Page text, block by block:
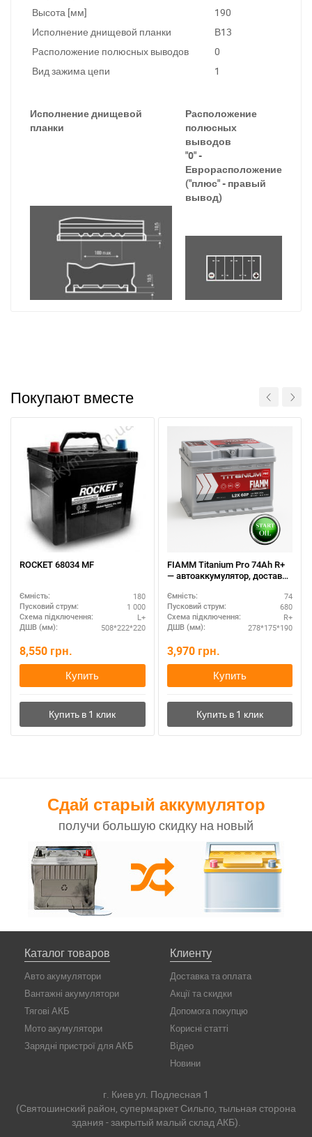
Высота [мм]
190
Исполнение днищевой планки
В13
Расположение полюсных выводов
0
Вид зажима цепи
1
Исполнение днищевой
планки
Расположение
полюсных
выводов
"0" -
Еврорасположение
("плюс" - правый
вывод)
Покупают вместе
ROCKET 68034 MF
Ємність: 180
Пусковий струм: 1 000
Схема підключення: L+
ДШВ (мм): 508*222*220
8,550 грн.
Купить
FIAMM Titanium Pro 74Ah R+
— автоаккумулятор, доставка
Ємність: 74
Пусковий струм: 680
Схема підключення: R+
ДШВ (мм): 278*175*190
3,970 грн.
Купить
Сдай старый аккумулятор
получи большую скидку на новый
Каталог товаров
Авто акумулятори
Вантажні акумулятори
Тягові АКБ
Мото акумулятори
Зарядні пристрої для АКБ
Клиенту
Доставка та оплата
Акції та скидки
Допомога покупцю
Корисні статті
Відео
Новини
г. Киев ул. Подлесная 1
(Святошинский район, супермаркет Сильпо, тыльная сторона
здания - закрытый малый склад АКБ).